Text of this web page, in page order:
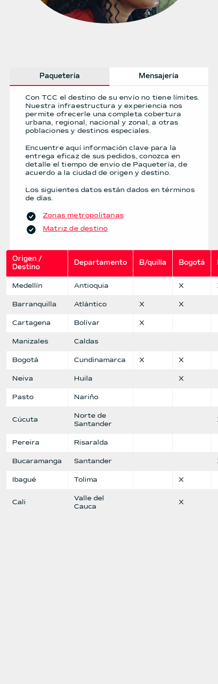
Paquetería Mensajería
Con TCC el destino de su envío no tiene límites.
Nuestra infraestructura y experiencia nos
permite ofrecerle una completa cobertura
urbana, regional, nacional y zonal, a otras
poblaciones y destinos especiales.
Encuentre aquí información clave para la
entrega eficaz de sus pedidos, conozca en
detalle el tiempo de envío de Paquetería, de
acuerdo a la ciudad de origen y destino.
Los siguientes datos están dados en términos
de días.
Zonas metropolitanas
Matriz de destino
Origen /
Destino
Departamento B/quilla Bogotá
Medellín Antioquia X
Barranquilla Atlántico X X
Cartagena Bolívar X
Manizales Caldas
Bogotá Cundinamarca X X
Neiva Huila X
Pasto Nariño
Cúcuta
Norte de
Santander
Pereira Risaralda
Bucaramanga Santander
Ibagué Tolima X
Cali
Valle del
Cauca
X